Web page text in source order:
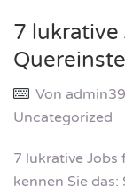
7 lukrative
Von
Uncategorized
7 lukrative
kennen Sie